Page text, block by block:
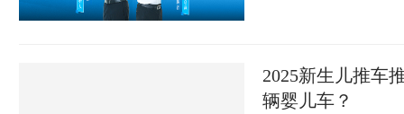
2025新生儿推车
辆婴儿车？